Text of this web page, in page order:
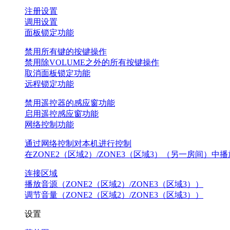
注册设置
调用设置
面板锁定功能
禁用所有键的按键操作
禁用除VOLUME之外的所有按键操作
取消面板锁定功能
远程锁定功能
禁用遥控器的感应窗功能
启用遥控感应窗功能
网络控制功能
通过网络控制对本机进行控制
在ZONE2（区域2）/ZONE3（区域3）（另一房间）中播
连接区域
播放音源（ZONE2（区域2）/ZONE3（区域3））
调节音量（ZONE2（区域2）/ZONE3（区域3））
设置